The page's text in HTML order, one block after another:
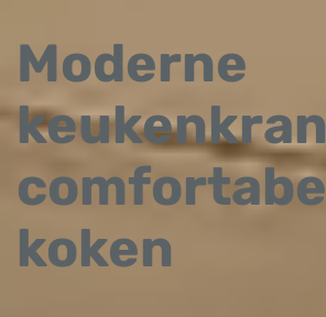
Moderne
koken